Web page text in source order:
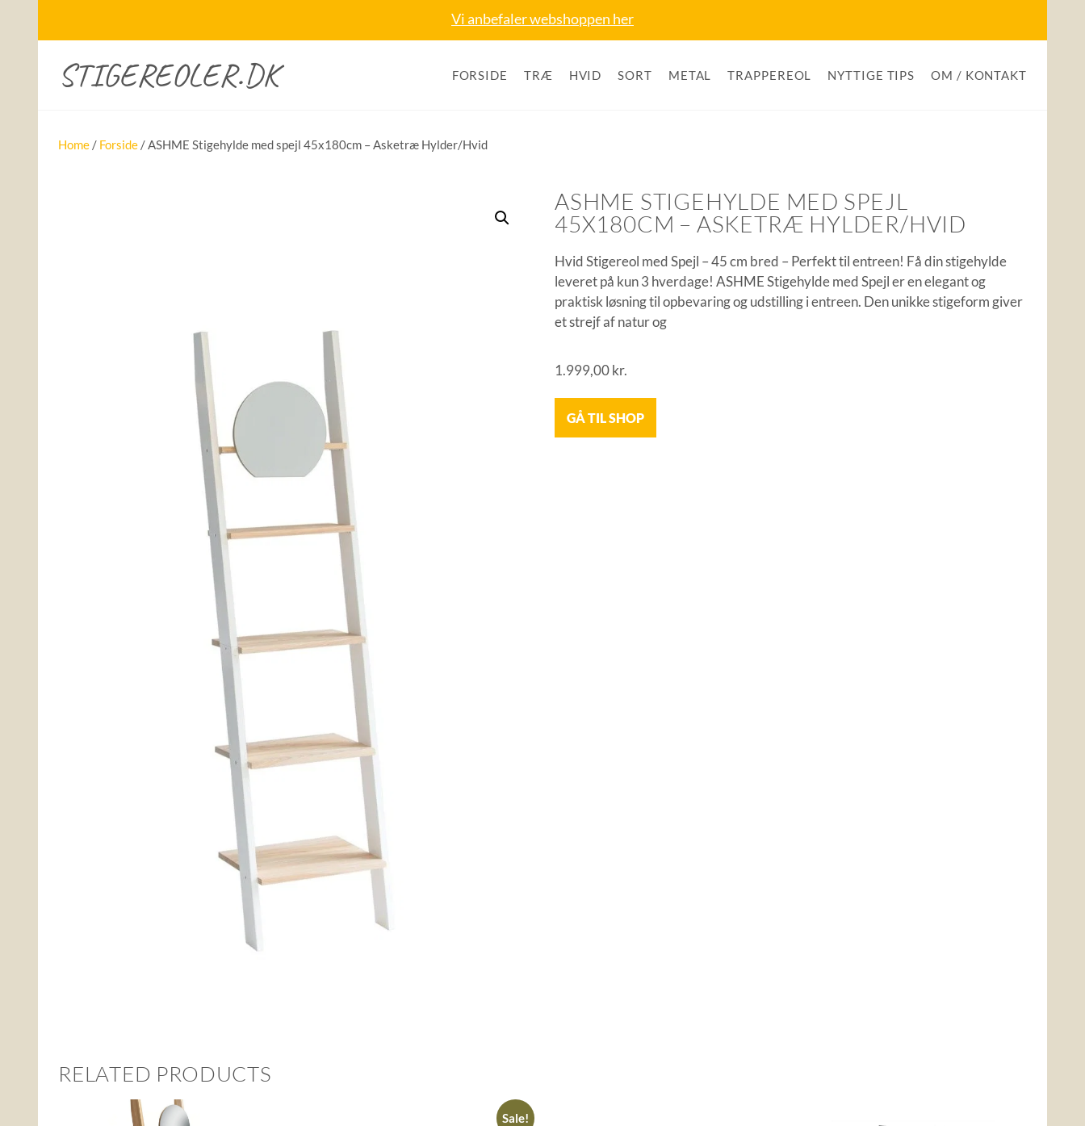
Vi anbefaler webshoppen her
STIGEREOLER.DK FORSIDE TRÆ HVID SORT METAL TRAPPEREOL NYTTIGE TIPS OM / KONTAKT
Home / Forside / ASHME Stigehylde med spejl 45x180cm – Asketræ Hylder/Hvid
ASHME STIGEHYLDE MED SPEJL
45X180CM – ASKETRÆ HYLDER/HVID
Hvid Stigereol med Spejl – 45 cm bred – Perfekt til entreen! Få din stigehylde
leveret på kun 3 hverdage! ASHME Stigehylde med Spejl er en elegant og
praktisk løsning til opbevaring og udstilling i entreen. Den unikke stigeform giver
et strejf af natur og
1.999,00kr.
GÅ TIL SHOP
RELATED PRODUCTS
Sale!